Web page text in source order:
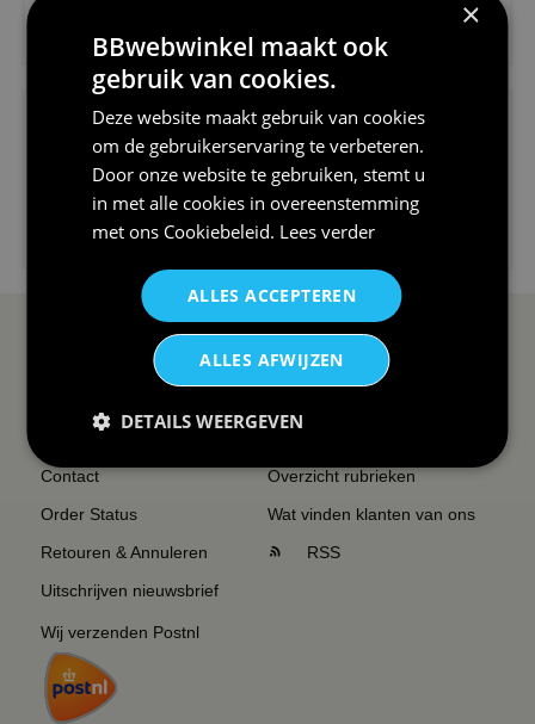
V-hals shirt rood wit blauw st...
€24,95
SERVICE EN INFO
Veel gestelde vragen
Contact
Order Status
Retouren & Annuleren
Uitschrijven nieuwsbrief
Wij verzenden Postnl
OVERZICHT
Overzicht rubrieken
Wat vinden klanten van ons
RSS
×
BBwebwinkel maakt ook
gebruik van cookies.
Deze website maakt gebruik van cookies
om de gebruikerservaring te verbeteren.
Door onze website te gebruiken, stemt u
in met alle cookies in overeenstemming
met ons Cookiebeleid. Lees verder
ALLES ACCEPTEREN
ALLES AFWIJZEN
DETAILS WEERGEVEN